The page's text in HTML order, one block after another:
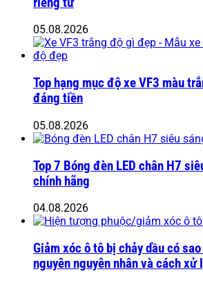
05.08.2026
Top hạng mục độ xe VF3 màu
đáng tiền
05.08.2026
Top 7 Bóng đèn LED chân H7
chính hãng
04.08.2026
Giảm xóc ô tô bị chảy dầu có
nguyên nguyên nhân và cách xử